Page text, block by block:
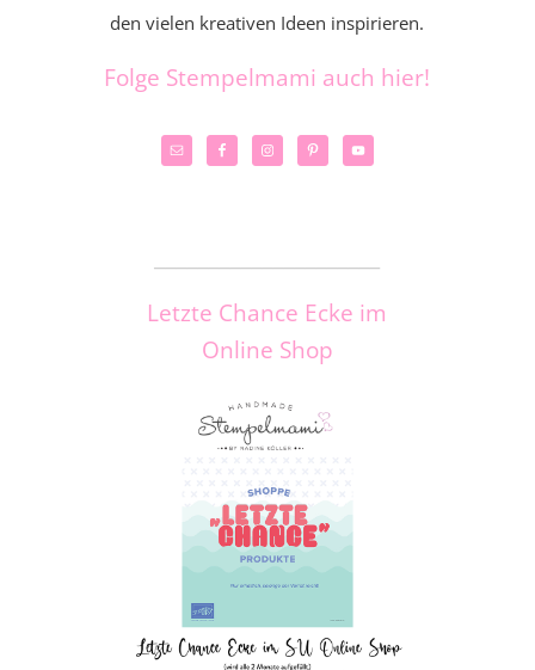
den vielen kreativen Ideen inspirieren.
Folge Stempelmami auch hier!
Letzte Chance Ecke im
Online Shop